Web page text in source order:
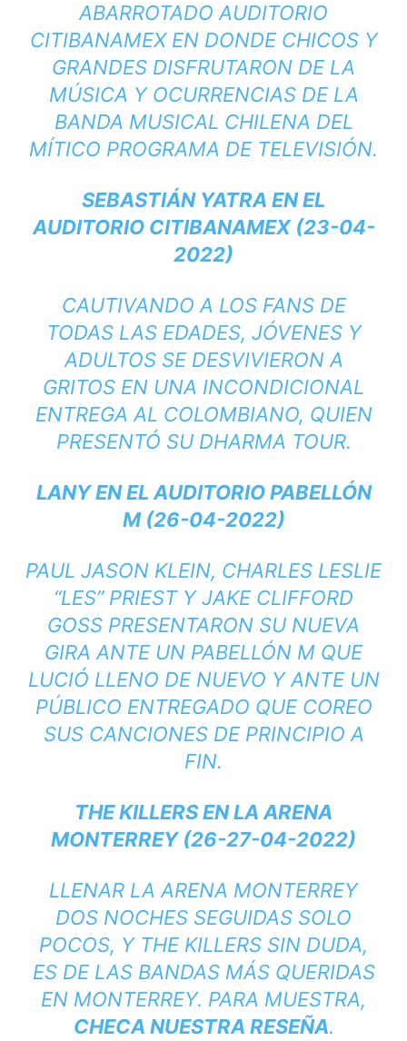
ABARROTADO AUDITORIO
CITIBANAMEX EN DONDE CHICOS Y
GRANDES DISFRUTARON DE LA
MÚSICA Y OCURRENCIAS DE LA
BANDA MUSICAL CHILENA DEL
MÍTICO PROGRAMA DE TELEVISIÓN.
SEBASTIÁN YATRA EN EL
AUDITORIO CITIBANAMEX (23-04-
2022)
CAUTIVANDO A LOS FANS DE
TODAS LAS EDADES, JÓVENES Y
ADULTOS SE DESVIVIERON A
GRITOS EN UNA INCONDICIONAL
ENTREGA AL COLOMBIANO, QUIEN
PRESENTÓ SU DHARMA TOUR.
LANY EN EL AUDITORIO PABELLÓN
M (26-04-2022)
PAUL JASON KLEIN, CHARLES LESLIE
“LES” PRIEST Y JAKE CLIFFORD
GOSS PRESENTARON SU NUEVA
GIRA ANTE UN PABELLÓN M QUE
LUCIÓ LLENO DE NUEVO Y ANTE UN
PÚBLICO ENTREGADO QUE COREO
SUS CANCIONES DE PRINCIPIO A
FIN.
THE KILLERS EN LA ARENA
MONTERREY (26-27-04-2022)
LLENAR LA ARENA MONTERREY
DOS NOCHES SEGUIDAS SOLO
POCOS, Y THE KILLERS SIN DUDA,
ES DE LAS BANDAS MÁS QUERIDAS
EN MONTERREY. PARA MUESTRA,
CHECA NUESTRA RESEÑA.